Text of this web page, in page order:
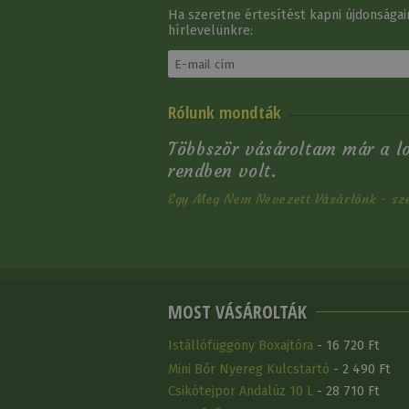
Ren's Virágdíszes
27 950 Ft
Ha szeretne értesítést kapni
hírlevelünkre:
Rólunk mondták
Többször vásároltam már a
rendben volt.
Egy Meg Nem Nevezett Vásárlónk -
MOST VÁSÁROLTÁK
Istállófüggöny Boxajtóra - 16 720 Ft
Mini Bőr Nyereg Kulcstartó - 2 490 Ft
Csikótejpor Andalúz 10 L - 28 710 Ft